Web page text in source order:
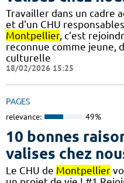
Travailler dans un cadre
et d'un CHU
Montpellier, c'est
reconnue comme jeune,
culturelle
18/02/2026 15:25
PAGES
relevance: 49%
10 bonnes
valises chez
Le CHU de Montpellier